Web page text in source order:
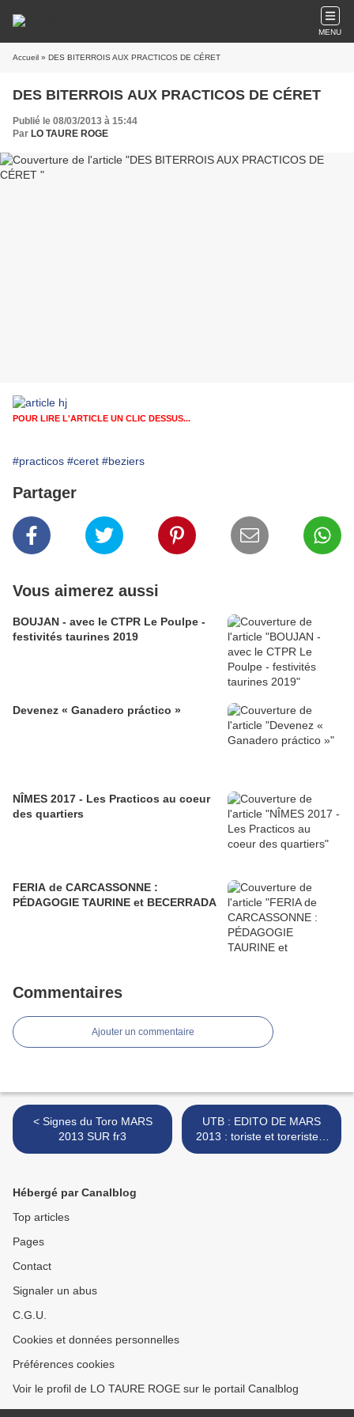
MENU
Accueil » DES BITERROIS AUX PRACTICOS DE CÉRET
DES BITERROIS AUX PRACTICOS DE CÉRET
Publié le 08/03/2013 à 15:44
Par LO TAURE ROGE
POUR LIRE L'ARTICLE UN CLIC DESSUS...
#practicos #ceret #beziers
Partager
Vous aimerez aussi
BOUJAN - avec le CTPR Le Poulpe -
festivités taurines 2019
Devenez « Ganadero práctico »
NÎMES 2017 - Les Practicos au coeur
des quartiers
FERIA de CARCASSONNE :
PÉDAGOGIE TAURINE et BECERRADA
Commentaires
Ajouter un commentaire
< Signes du Toro MARS
2013 SUR fr3
UTB : EDITO DE MARS
2013 : toriste et toreriste...
>
Hébergé par Canalblog
Top articles
Pages
Contact
Signaler un abus
C.G.U.
Cookies et données personnelles
Préférences cookies
Voir le profil de LO TAURE ROGE sur le portail Canalblog